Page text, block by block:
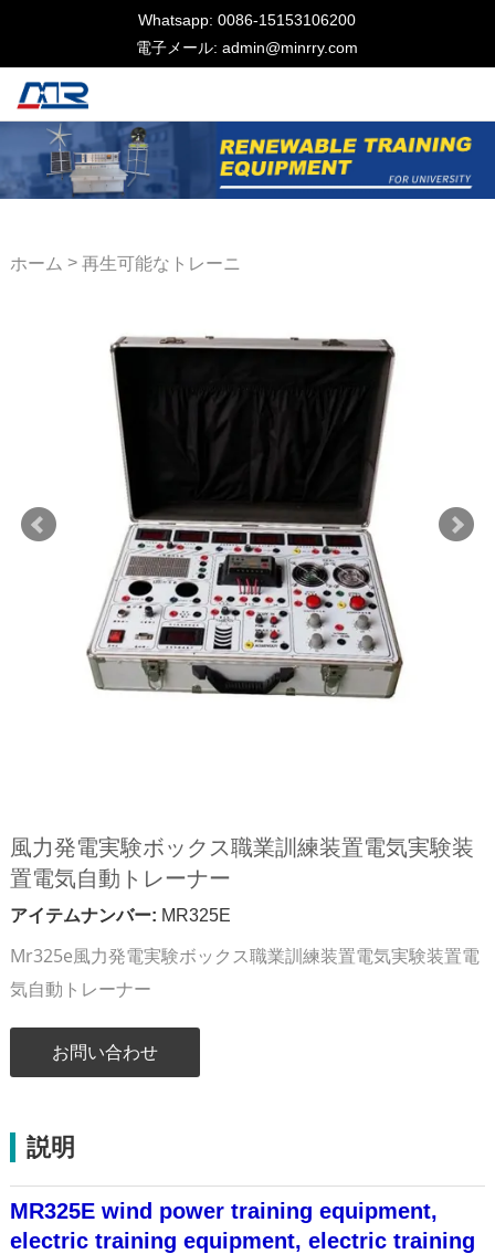
Whatsapp: 0086-15153106200
電子メール: admin@minrry.com
ホーム > 再生可能なトレーニ
風力発電実験ボックス職業訓練装置電気実験装
置電気自動トレーナー
アイテムナンバー: MR325E
Mr325e風力発電実験ボックス職業訓練装置電気実験装置電
気自動トレーナー
お問い合わせ
説明
MR325E wind power training equipment,
electric training equipment, electric training